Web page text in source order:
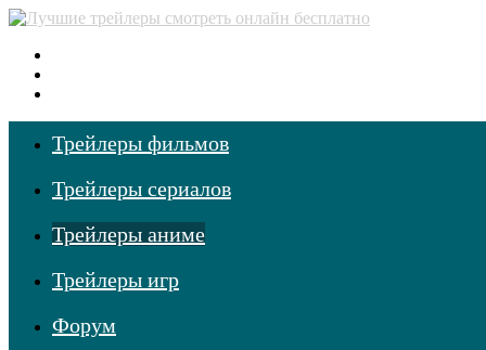
Трейлеры фильмов
Трейлеры сериалов
Трейлеры аниме
Трейлеры игр
Форум